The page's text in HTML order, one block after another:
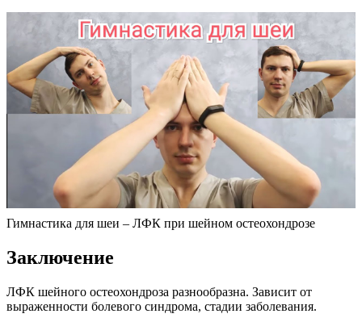
Гимнастика для шеи – ЛФК при шейном остеохондрозе
Заключение
ЛФК шейного остеохондроза разнообразна. Зависит от
выраженности болевого синдрома, стадии заболевания.